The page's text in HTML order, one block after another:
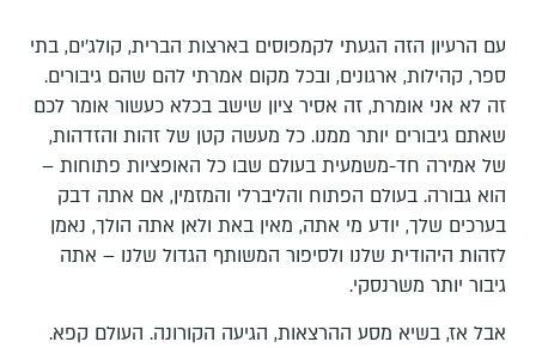
עם הרעיון הזה הגעתי לקמפוסים בארצות הברית, קולג'ים, בתי
ספר, קהילות, ארגונים, ובכל מקום אמרתי להם שהם גיבורים.
זה לא אני אומרת, זה אסיר ציון שישב בכלא כעשור אומר לכם
שאתם גיבורים יותר ממנו. כל מעשה קטן של זהות והזדהות,
של אמירה חד-משמעית בעולם שבו כל האופציות פתוחות –
הוא גבורה. בעולם הפתוח והליברלי והמזמין, אם אתה דבק
בערכים שלך, יודע מי אתה, מאין באת ולאן אתה הולך, נאמן
לזהות היהודית שלנו ולסיפור המשותף הגדול שלנו – אתה
גיבור יותר משרנסקי.
אבל אז, בשיא מסע ההרצאות, הגיעה הקורונה. העולם קפא.